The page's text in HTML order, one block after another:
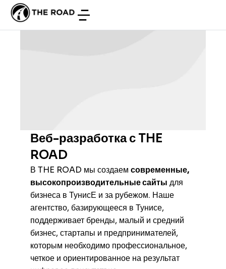
Веб-разработка с THE
ROAD
В THE ROAD мы создаем современные,
высокопроизводительные сайты для
бизнеса в ТунисЕ и за рубежом. Наше
агентство, базирующееся в Тунисе,
поддерживает бренды, малый и средний
бизнес, стартапы и предпринимателей,
которым необходимо профессиональное,
четкое и ориентированное на результат